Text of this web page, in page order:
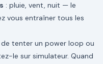
: pluie, vent, nuit — le
vous entraîner tous les
de tenter un power loop ou
le sur simulateur. Quand